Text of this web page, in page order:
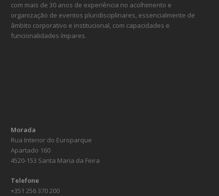
com mais de 30 anos de experiência no acolhimento e
organização de eventos pluridisciplinares, essencialmente de
âmbito corporativo e institucional, com capacidades e
funcionalidades ímpares.
Morada
Rua Interior do Europarque
Apartado 160
4520-153 Santa Maria da Feira
Telefone
+351 256 370 200